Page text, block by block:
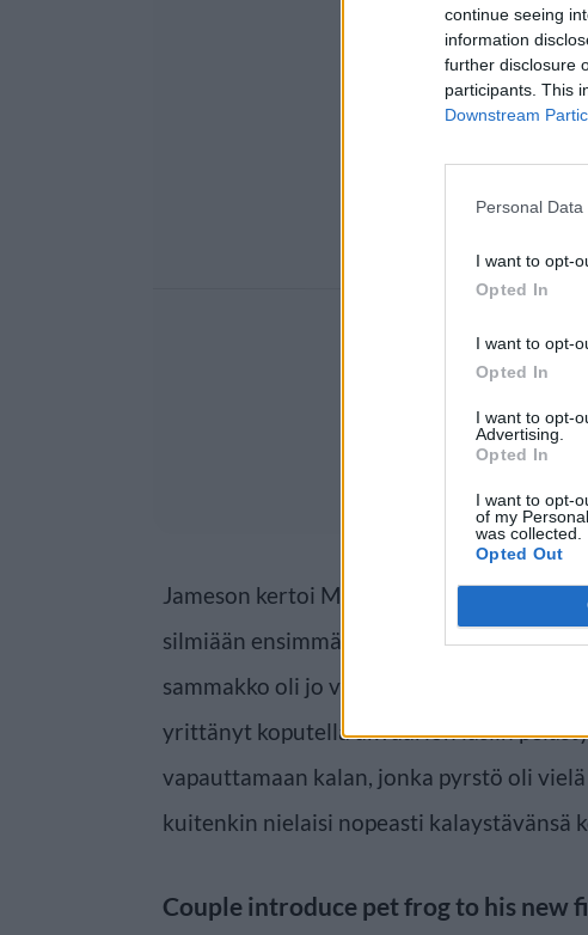
continue seeing
information
further disclosure
participants. This
Downstream
Personal
I want to opt-
Opted In
I want to opt-
Opted In
I want to opt-
Advertising.
Opted In
I want to opt-
of my
was collected.
Opted Out
Jameson kertoi Metro-lehdelle
silmiään ensimmäisen kalan akvaarioon
sammakko oli jo vaivattomasti hotkinut
yrittänyt koputella akvaarion lasiin
vapauttamaan kalan, jonka pyrstö oli vielä
kuitenkin nielaisi nopeasti kalaystävänsä
Couple introduce pet frog to his new